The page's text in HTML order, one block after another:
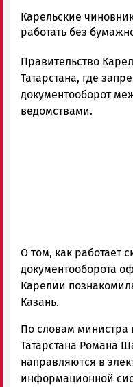
admintimur
Новости
и
Карелии
|
Петрозаводск
Карельские
работать без
Правительство
Татарстана, где
документооборот
ведомствами.
О том, как работает
документооборота
Карелии
Казань.
По словам
Татарстана Романа
направляются в
информационной